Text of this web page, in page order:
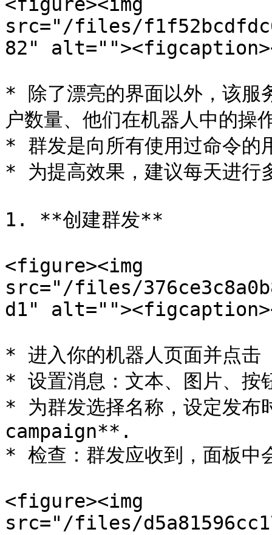
src="/files/
82"
* 除了漂亮的界面以外，该服
户数量、他们在机器人中的操
* 群发是向所有使用过命令
* 为提高效果，建议每天进行
1. **创建群发**
<figure><img
src="/files/
d1"
* 进入你的机器人页面并
* 设置消息：文本、图片、
* 为群发选择名称，设定发
campaign**.
* 检查：群发应收到，面板中
<figure><img
src="/files/